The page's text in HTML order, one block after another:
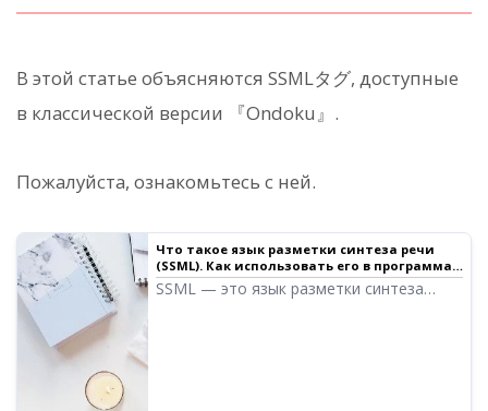
В этой статье объясняются SSMLタグ, доступные
в классической версии 『Ondoku』.
Пожалуйста, ознакомьтесь с ней.
Что такое язык разметки синтеза речи
(SSML). Как использовать его в программах
для чтения текста и список основных
кодов. ｜ Программа для чтения текста
SSML — это язык разметки синтеза